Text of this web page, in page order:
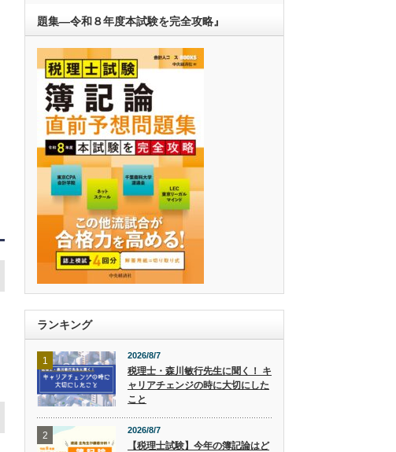
題集―令和８年度本試験を完全攻略』
ランキング
1 2026/8/7
税理士・森川敏行先生に聞く！ キ
ャリアチェンジの時に大切にした
こと
2 2026/8/7
【税理士試験】今年の簿記論はど